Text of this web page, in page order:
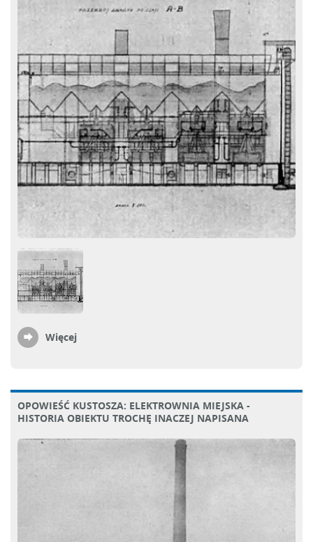
Więcej
OPOWIEŚĆ KUSTOSZA: ELEKTROWNIA MIEJSKA -
HISTORIA OBIEKTU TROCHĘ INACZEJ NAPISANA